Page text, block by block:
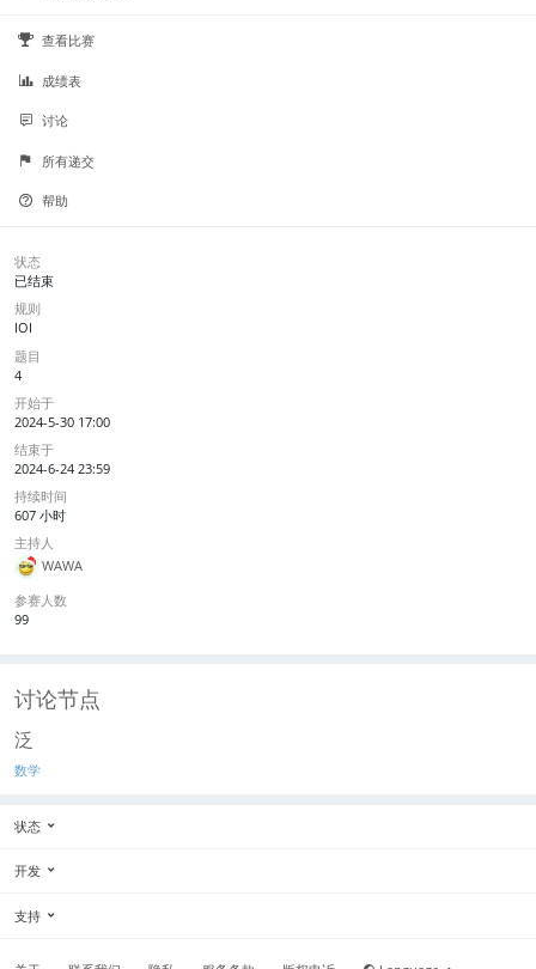
查看比赛
成绩表
讨论
所有递交
帮助
状态
已结束
规则
IOI
题目
4
开始于
2024-5-30 17:00
结束于
2024-6-24 23:59
持续时间
607 小时
主持人
WAWA
参赛人数
99
讨论节点
泛
数学
状态
开发
支持